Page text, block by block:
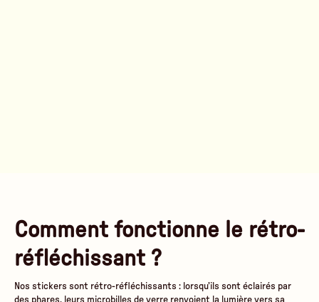
Comment fonctionne le rétro-
réfléchissant ?
Nos stickers sont rétro-réfléchissants : lorsqu’ils sont éclairés par
des phares, leurs microbilles de verre renvoient la lumière vers sa